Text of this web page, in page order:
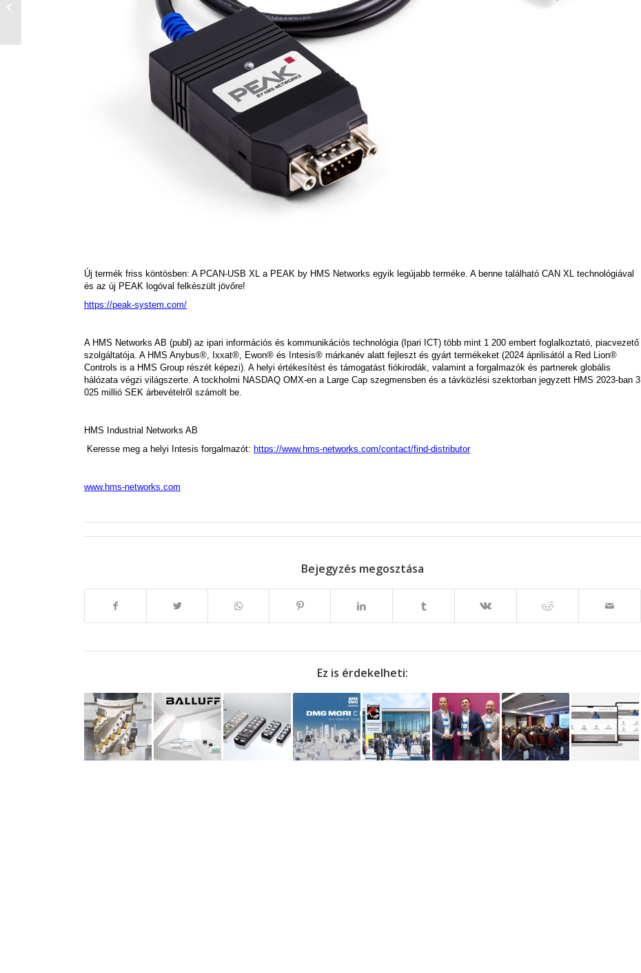
Új termék friss köntösben: A PCAN-USB XL a PEAK by HMS Networks egyik legújabb terméke. A benne található CAN XL technológiával
és az új PEAK logóval felkészült jövőre!
https://peak-system.com/
A HMS Networks AB (publ) az ipari információs és kommunikációs technológia (Ipari ICT) több mint 1 200 embert foglalkoztató, piacvezető
szolgáltatója. A HMS Anybus®, Ixxat®, Ewon® és Intesis® márkanév alatt fejleszt és gyárt termékeket (2024 áprilisától a Red Lion®
Controls is a HMS Group részét képezi). A helyi értékesítést és támogatást fiókirodák, valamint a forgalmazók és partnerek globális
hálózata végzi világszerte. A tockholmi NASDAQ OMX-en a Large Cap szegmensben és a távközlési szektorban jegyzett HMS 2023-ban 3
025 millió SEK árbevételről számolt be.
HMS Industrial Networks AB
Keresse meg a helyi Intesis forgalmazót: https://www.hms-networks.com/contact/find-distributor
www.hms-networks.com
Bejegyzés megosztása
Ez is érdekelheti: